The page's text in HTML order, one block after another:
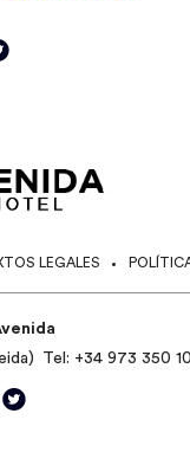
LEGALES
Tel: +34 973 350